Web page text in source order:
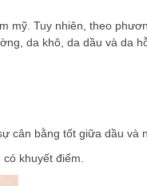
mỹ. Tuy nhiên, theo
da khô, da dầu và da
cân bằng tốt giữa dầu và
khuyết điểm.